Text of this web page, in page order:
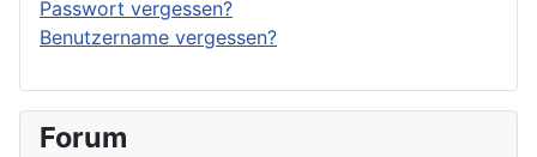
Passwort vergessen?
Benutzername vergessen?
Forum